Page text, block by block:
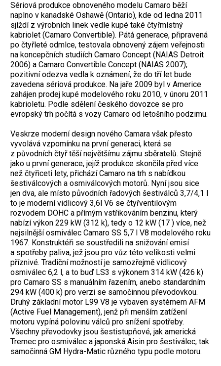
Sériová produkce obnoveného modelu Camaro běží
naplno v kanadské Oshawě (Ontario), kde od ledna 2011
sjíždí z výrobních linek vedle kupé také čtyřmístný
kabriolet (Camaro Convertible). Pátá generace, připravená
po čtyřleté odmlce, testovala obnovený zájem veřejnosti
na koncepčních studiích Camaro Concept (NAIAS Detroit
2006) a Camaro Convertible Concept (NAIAS 2007);
pozitivní odezva vedla k oznámení, že do tří let bude
zavedena sériová produkce. Na jaře 2009 byl v Americe
zahájen prodej kupé modelového roku 2010, v únoru 2011
kabrioletu. Podle sdělení českého dovozce se pro
evropský trh počítá s vozy Camaro od letošního podzimu.
Veskrze moderní design nového Camara však přesto
vyvolává vzpomínku na první generaci, která se
z původních čtyř těší největšímu zájmu sběratelů. Stejně
jako u první generace, jejíž produkce skončila před více
než čtyřiceti lety, přichází Camaro na trh s nabídkou
šestiválcových a osmiválcových motorů. Nyní jsou sice
jen dva, ale místo původních řadových šestiválců 3,7/4,1 l
to je moderní vidlicový 3,6l V6 se čtyřventilovým
rozvodem DOHC a přímým vstřikováním benzinu, který
nabízí výkon 229 kW (312 k), tedy o 12 kW (17 ) více, než
nejsilnější osmiválec Camaro SS 5,7 l V8 modelového roku
1967. Konstruktéři se soustředili na snižování emisí
a spotřeby paliva, jež jsou pro vůz této velikosti velmi
příznivé. Tradiční možností je samozřejmě vidlicový
osmiválec 6,2 l, a to buď LS3 s výkonem 314 kW (426 k)
pro Camaro SS s manuálním řazením, anebo standardním
294 kW (400 k) pro verzi se samočinnou převodovkou.
Druhý základní motor L99 V8 je vybaven systémem AFM
(Active Fuel Management), jenž při menším zatížení
motoru vypíná polovinu válců pro snížení spotřeby.
Všechny převodovky jsou šestistupňové, jak americká
Tremec pro osmiválec a japonská Aisin pro šestiválec, tak
samočinná GM Hydra-Matic různého typu podle motoru.